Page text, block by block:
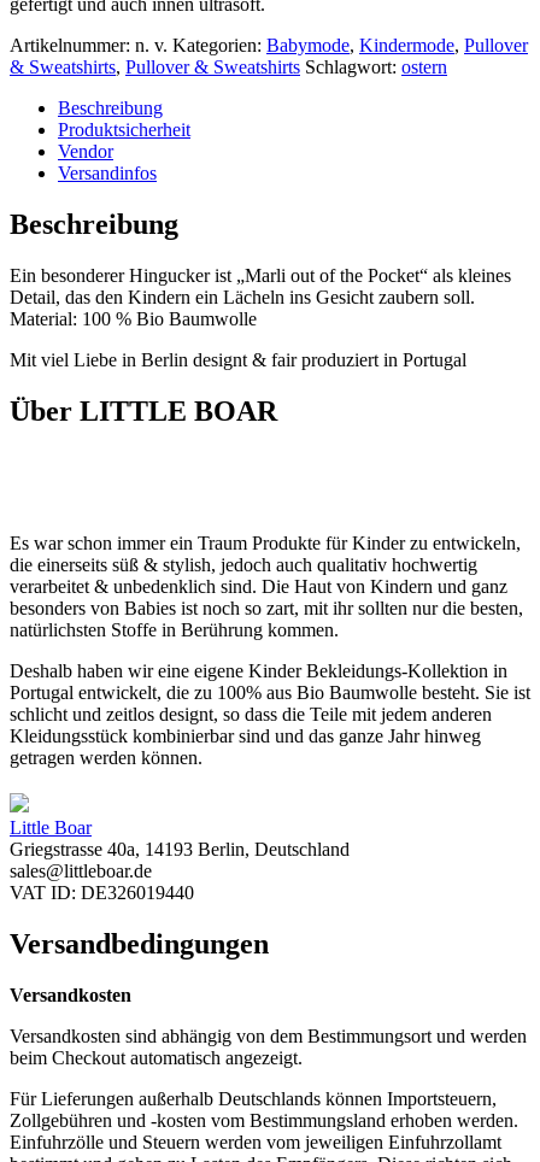
Artikelnummer: n. v. Kategorien: Babymode, Kindermode, Pullover
& Sweatshirts, Pullover & Sweatshirts Schlagwort: ostern
Beschreibung
Produktsicherheit
Vendor
Versandinfos
Beschreibung
Ein besonderer Hingucker ist „Marli out of the Pocket“ als kleines
Detail, das den Kindern ein Lächeln ins Gesicht zaubern soll.
Material: 100 % Bio Baumwolle
Mit viel Liebe in Berlin designt & fair produziert in Portugal
Über LITTLE BOAR
Es war schon immer ein Traum Produkte für Kinder zu entwickeln,
die einerseits süß & stylish, jedoch auch qualitativ hochwertig
verarbeitet & unbedenklich sind. Die Haut von Kindern und ganz
besonders von Babies ist noch so zart, mit ihr sollten nur die besten,
natürlichsten Stoffe in Berührung kommen.
Deshalb haben wir eine eigene Kinder Bekleidungs-Kollektion in
Portugal entwickelt, die zu 100% aus Bio Baumwolle besteht. Sie ist
schlicht und zeitlos designt, so dass die Teile mit jedem anderen
Kleidungsstück kombinierbar sind und das ganze Jahr hinweg
getragen werden können.
Little Boar
Griegstrasse 40a, 14193 Berlin, Deutschland
sales@littleboar.de
VAT ID: DE326019440
Versandbedingungen
Versandkosten
Versandkosten sind abhängig von dem Bestimmungsort und werden
beim Checkout automatisch angezeigt.
Für Lieferungen außerhalb Deutschlands können Importsteuern,
Zollgebühren und -kosten vom Bestimmungsland erhoben werden.
Einfuhrzölle und Steuern werden vom jeweiligen Einfuhrzollamt